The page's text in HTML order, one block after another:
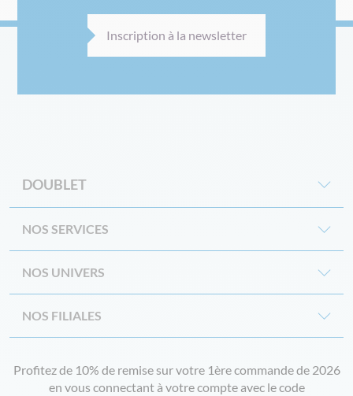
Inscription à la newsletter
DOUBLET
NOS SERVICES
NOS UNIVERS
NOS FILIALES
Profitez de 10% de remise sur votre 1ère commande de 2026
en vous connectant à votre compte avec le code